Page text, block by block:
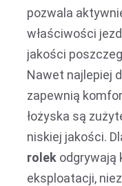
pozwala
właściwości
jakości
Nawet najlepiej
zapewnią
łożyska są
niskiej jakości.
rolek odgrywają
eksploatacji,